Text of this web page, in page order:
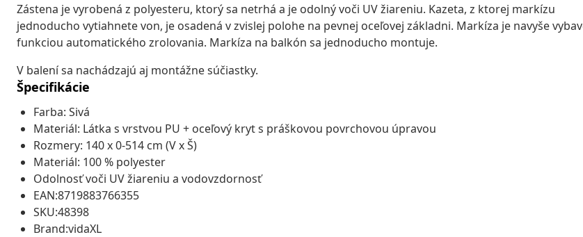
Zástena je vyrobená z polyesteru, ktorý sa netrhá a je odolný voči UV žiareniu. Kazeta, z ktorej markízu
jednoducho vytiahnete von, je osadená v zvislej polohe na pevnej oceľovej základni. Markíza je navyše
funkciou automatického zrolovania. Markíza na balkón sa jednoducho montuje.
V balení sa nachádzajú aj montážne súčiastky.
Špecifikácie
Farba: Sivá
Materiál: Látka s vrstvou PU + oceľový kryt s práškovou povrchovou úpravou
Rozmery: 140 x 0-514 cm (V x Š)
Materiál: 100 % polyester
Odolnosť voči UV žiareniu a vodovzdornosť
EAN:8719883766355
SKU:48398
Brand:vidaXL